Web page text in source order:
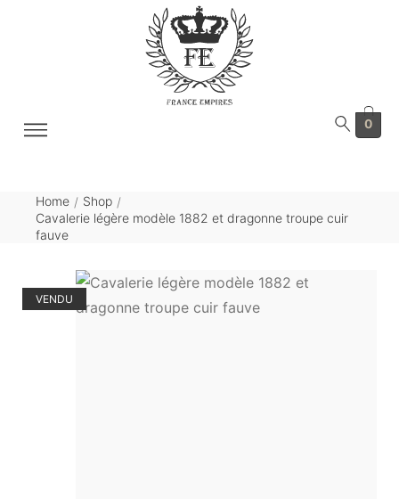
0
Home / Shop /
Cavalerie légère modèle 1882 et dragonne troupe cuir
fauve
VENDU